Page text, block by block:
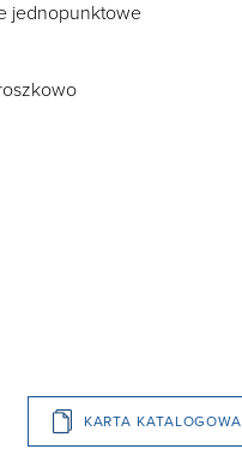
jednopunktowe
KARTA KATALOGOWA